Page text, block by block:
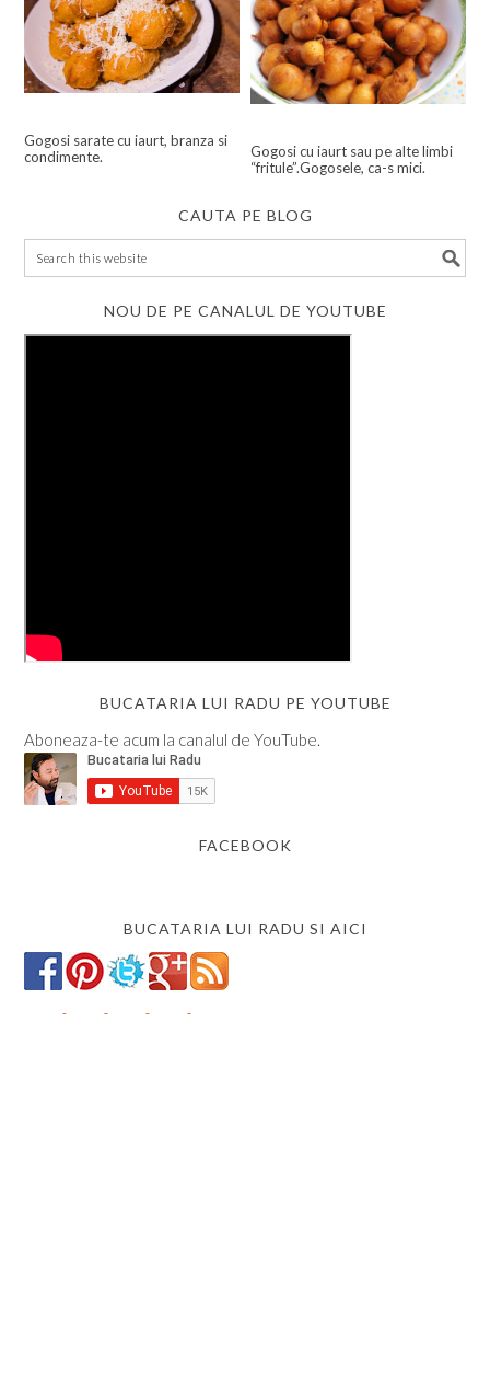
Gogosi sarate cu iaurt, branza si
condimente.
Gogosi cu iaurt sau pe alte limbi
“fritule”.Gogosele, ca-s mici.
CAUTA PE BLOG
NOU DE PE CANALUL DE YOUTUBE
BUCATARIA LUI RADU PE YOUTUBE
Aboneaza-te acum la canalul de YouTube.
FACEBOOK
BUCATARIA LUI RADU SI AICI